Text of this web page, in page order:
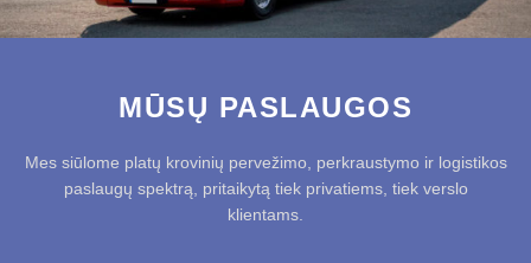
MŪSŲ PASLAUGOS
Mes siūlome platų krovinių pervežimo, perkraustymo ir logistikos
paslaugų spektrą, pritaikytą tiek privatiems, tiek verslo
klientams.